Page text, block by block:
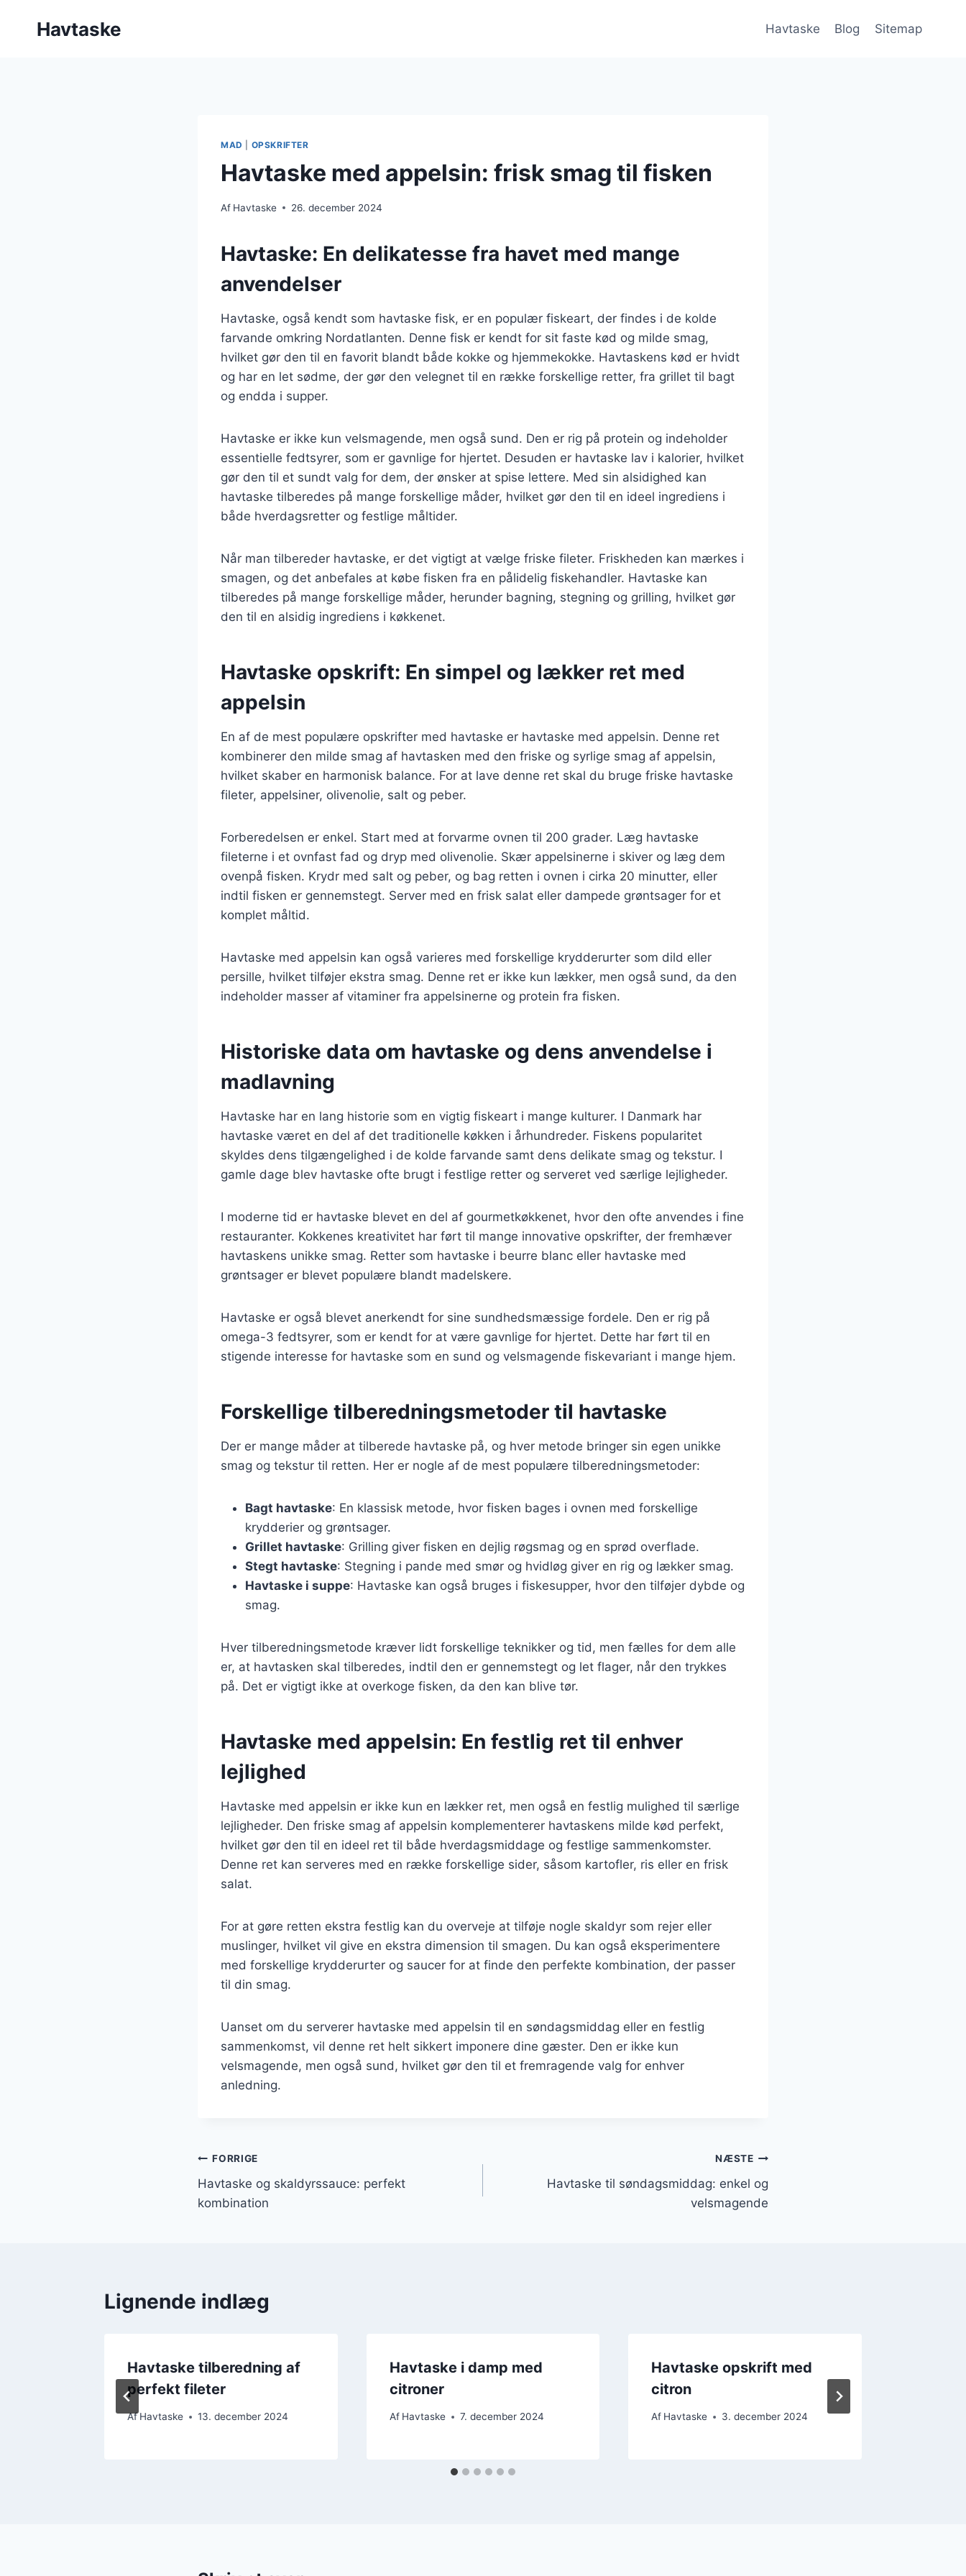
Havtaske Havtaske Blog Sitemap
MAD OPSKRIFTER
Havtaske med appelsin: frisk smag til fisken
Af Havtaske 26. december 2024
Havtaske: En delikatesse fra havet med mange
anvendelser
Havtaske, også kendt som havtaske fisk, er en populær fiskeart, der findes i de kolde
farvande omkring Nordatlanten. Denne fisk er kendt for sit faste kød og milde smag,
hvilket gør den til en favorit blandt både kokke og hjemmekokke. Havtaskens kød er hvidt
og har en let sødme, der gør den velegnet til en række forskellige retter, fra grillet til bagt
og endda i supper.
Havtaske er ikke kun velsmagende, men også sund. Den er rig på protein og indeholder
essentielle fedtsyrer, som er gavnlige for hjertet. Desuden er havtaske lav i kalorier, hvilket
gør den til et sundt valg for dem, der ønsker at spise lettere. Med sin alsidighed kan
havtaske tilberedes på mange forskellige måder, hvilket gør den til en ideel ingrediens i
både hverdagsretter og festlige måltider.
Når man tilbereder havtaske, er det vigtigt at vælge friske fileter. Friskheden kan mærkes i
smagen, og det anbefales at købe fisken fra en pålidelig fiskehandler. Havtaske kan
tilberedes på mange forskellige måder, herunder bagning, stegning og grilling, hvilket gør
den til en alsidig ingrediens i køkkenet.
Havtaske opskrift: En simpel og lækker ret med
appelsin
En af de mest populære opskrifter med havtaske er havtaske med appelsin. Denne ret
kombinerer den milde smag af havtasken med den friske og syrlige smag af appelsin,
hvilket skaber en harmonisk balance. For at lave denne ret skal du bruge friske havtaske
fileter, appelsiner, olivenolie, salt og peber.
Forberedelsen er enkel. Start med at forvarme ovnen til 200 grader. Læg havtaske
fileterne i et ovnfast fad og dryp med olivenolie. Skær appelsinerne i skiver og læg dem
ovenpå fisken. Krydr med salt og peber, og bag retten i ovnen i cirka 20 minutter, eller
indtil fisken er gennemstegt. Server med en frisk salat eller dampede grøntsager for et
komplet måltid.
Havtaske med appelsin kan også varieres med forskellige krydderurter som dild eller
persille, hvilket tilføjer ekstra smag. Denne ret er ikke kun lækker, men også sund, da den
indeholder masser af vitaminer fra appelsinerne og protein fra fisken.
Historiske data om havtaske og dens anvendelse i
madlavning
Havtaske har en lang historie som en vigtig fiskeart i mange kulturer. I Danmark har
havtaske været en del af det traditionelle køkken i århundreder. Fiskens popularitet
skyldes dens tilgængelighed i de kolde farvande samt dens delikate smag og tekstur. I
gamle dage blev havtaske ofte brugt i festlige retter og serveret ved særlige lejligheder.
I moderne tid er havtaske blevet en del af gourmetkøkkenet, hvor den ofte anvendes i fine
restauranter. Kokkenes kreativitet har ført til mange innovative opskrifter, der fremhæver
havtaskens unikke smag. Retter som havtaske i beurre blanc eller havtaske med
grøntsager er blevet populære blandt madelskere.
Havtaske er også blevet anerkendt for sine sundhedsmæssige fordele. Den er rig på
omega-3 fedtsyrer, som er kendt for at være gavnlige for hjertet. Dette har ført til en
stigende interesse for havtaske som en sund og velsmagende fiskevariant i mange hjem.
Forskellige tilberedningsmetoder til havtaske
Der er mange måder at tilberede havtaske på, og hver metode bringer sin egen unikke
smag og tekstur til retten. Her er nogle af de mest populære tilberedningsmetoder:
Bagt havtaske: En klassisk metode, hvor fisken bages i ovnen med forskellige
krydderier og grøntsager.
Grillet havtaske: Grilling giver fisken en dejlig røgsmag og en sprød overflade.
Stegt havtaske: Stegning i pande med smør og hvidløg giver en rig og lækker smag.
Havtaske i suppe: Havtaske kan også bruges i fiskesupper, hvor den tilføjer dybde og
smag.
Hver tilberedningsmetode kræver lidt forskellige teknikker og tid, men fælles for dem alle
er, at havtasken skal tilberedes, indtil den er gennemstegt og let flager, når den trykkes
på. Det er vigtigt ikke at overkoge fisken, da den kan blive tør.
Havtaske med appelsin: En festlig ret til enhver
lejlighed
Havtaske med appelsin er ikke kun en lækker ret, men også en festlig mulighed til særlige
lejligheder. Den friske smag af appelsin komplementerer havtaskens milde kød perfekt,
hvilket gør den til en ideel ret til både hverdagsmiddage og festlige sammenkomster.
Denne ret kan serveres med en række forskellige sider, såsom kartofler, ris eller en frisk
salat.
For at gøre retten ekstra festlig kan du overveje at tilføje nogle skaldyr som rejer eller
muslinger, hvilket vil give en ekstra dimension til smagen. Du kan også eksperimentere
med forskellige krydderurter og saucer for at finde den perfekte kombination, der passer
til din smag.
Uanset om du serverer havtaske med appelsin til en søndagsmiddag eller en festlig
sammenkomst, vil denne ret helt sikkert imponere dine gæster. Den er ikke kun
velsmagende, men også sund, hvilket gør den til et fremragende valg for enhver
anledning.
Indlægsnavigation
FORRIGE
Havtaske og skaldyrssauce: perfekt
kombination
NÆSTE
Havtaske til søndagsmiddag: enkel og
velsmagende
Lignende indlæg
Havtaske tilberedning af
perfekt fileter
Af Havtaske 13. december 2024
Havtaske i damp med
citroner
Af Havtaske 7. december 2024
Havtaske opskrift med
citron
Af Havtaske 3. december 2024